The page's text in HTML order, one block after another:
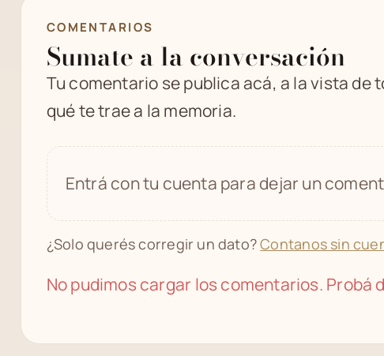
COMENTARIOS
Sumate a la conversación
Tu comentario se publica acá, a la vista de
qué te trae a la memoria.
Entrá con tu cuenta para dejar un
¿Solo querés corregir un dato?Contanos sin
No pudimos cargar los comentarios. Probá